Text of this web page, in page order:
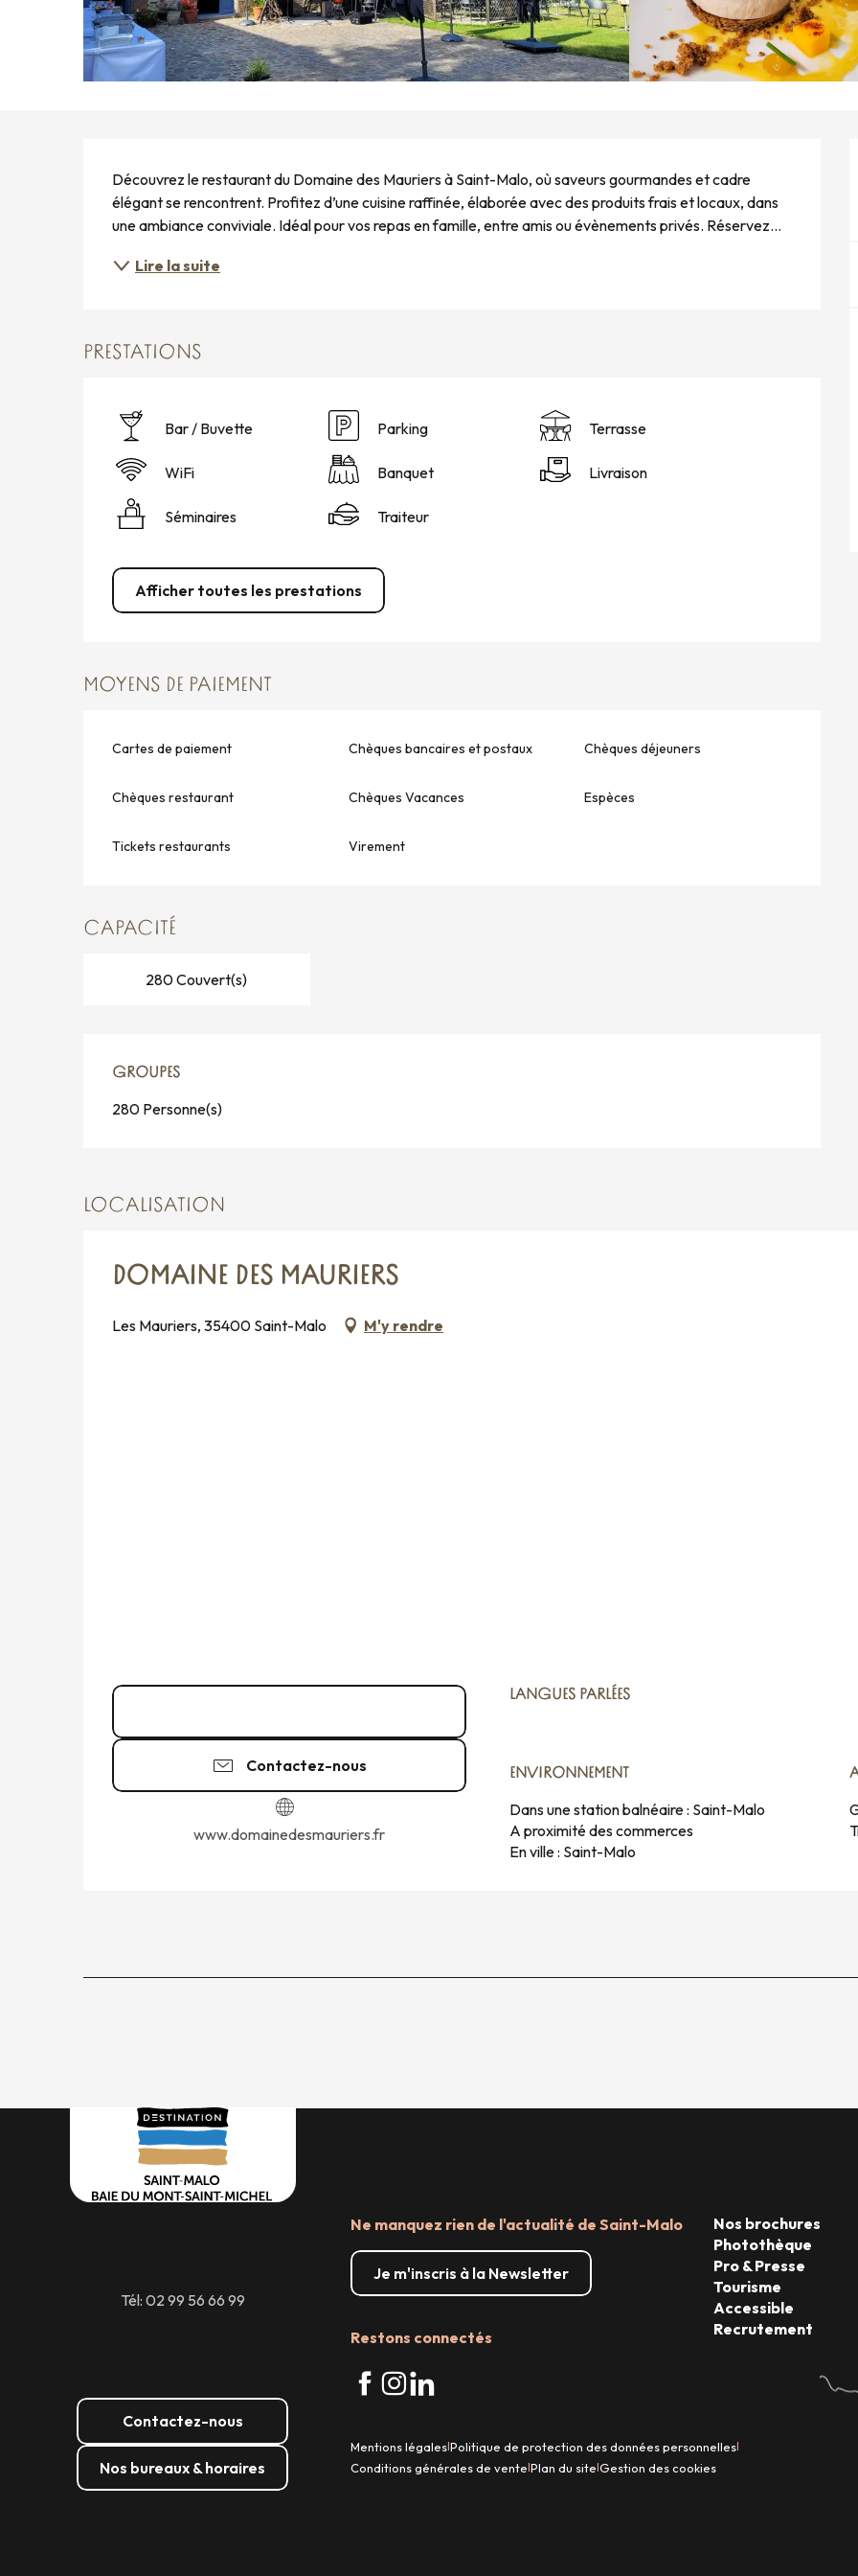
Découvrez le restaurant du Domaine des Mauriers à Saint-Malo, où saveurs gourmandes et cadre
élégant se rencontrent. Profitez d’une cuisine raffinée, élaborée avec des produits frais et locaux, dans
une ambiance conviviale. Idéal pour vos repas en famille, entre amis ou évènements privés. Réservez...
Lire la suite
PRESTATIONS
Bar / Buvette Parking Terrasse
WiFi Banquet Livraison
Séminaires Traiteur
Afficher toutes les prestations
MOYENS DE PAIEMENT
Cartes de paiement Chèques bancaires et postaux Chèques déjeuners
Chèques restaurant Chèques Vacances Espèces
Tickets restaurants Virement
CAPACITÉ
280 Couvert(s)
GROUPES
GROUPES
280 Personne(s)
LOCALISATION
DOMAINE DES MAURIERS
Les Mauriers, 35400 Saint-Malo M'y rendre
Contactez-nous
www.domainedesmauriers.fr
LANGUES PARLÉES
LANGUES PARLÉES
ENVIRONNEMENT
ENVIRONNEMENT
Dans une station balnéaire : Saint-Malo
A proximité des commerces
En ville : Saint-Malo
Tél: 02 99 56 66 99
Contactez-nous
Nos bureaux & horaires
Ne manquez rien de l'actualité de Saint-Malo
Je m'inscris à la Newsletter
Restons connectés
Nos brochures
Photothèque
Pro & Presse
Tourisme
Accessible
Recrutement
Mentions légales|Politique de protection des données personnelles|
Conditions générales de vente|Plan du site|Gestion des cookies